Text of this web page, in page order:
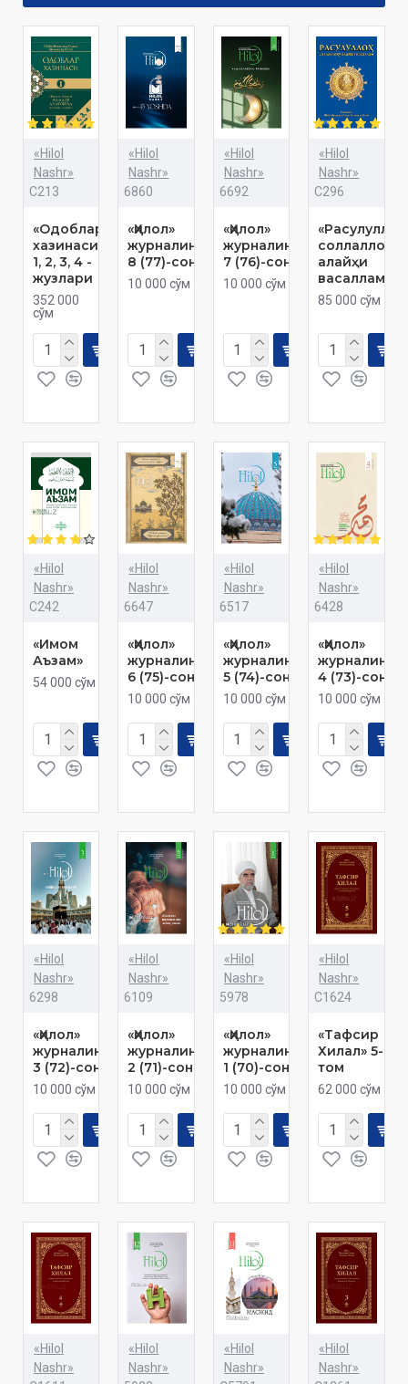
«Hilol
Nashr»
C213
«Одоблар
хазинаси»
1, 2, 3, 4 -
жузлари
352 000
сўм
«Hilol
Nashr»
6860
«Ҳилол»
журналининг
8 (77)-сони
10 000 сўм
«Hilol
Nashr»
6692
«Ҳилол»
журналининг
7 (76)-сони
10 000 сўм
«Hilol
Nashr»
C296
«Расулуллоҳ
соллаллоҳу
алайҳи
васаллам»
85 000 сўм
«Hilol
Nashr»
C242
«Имом
Аъзам»
54 000 сўм
«Hilol
Nashr»
6647
«Ҳилол»
журналининг
6 (75)-сони
10 000 сўм
«Hilol
Nashr»
6517
«Ҳилол»
журналининг
5 (74)-сони
10 000 сўм
«Hilol
Nashr»
6428
«Ҳилол»
4 (73)-сони
10 000 сўм
«Hilol
Nashr»
6298
«Ҳилол»
журналининг
3 (72)-сони
10 000 сўм
«Hilol
Nashr»
6109
«Ҳилол»
журналининг
2 (71)-сони
10 000 сўм
«Hilol
Nashr»
5978
«Ҳилол»
журналининг
1 (70)-сони
10 000 сўм
«Hilol
Nashr»
C1624
«Тафсир
Хилал» 5-
том
62 000 сўм
«Hilol
Nashr»
«Hilol
Nashr»
«Hilol
Nashr»
«Hilol
Nashr»